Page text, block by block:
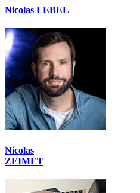
Nicolas LEBEL
Nicolas
ZEIMET